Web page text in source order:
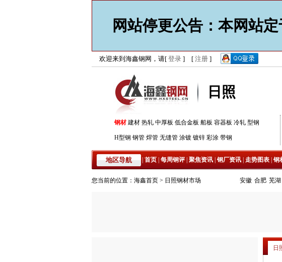
网站停更公告：本网站
欢迎来到海鑫钢网，请[ 登录 ] [ 注册 ]
日照
钢材 建材 热轧 中厚板 低合金板 船板 容器板 冷轧 型钢
H型钢 钢管 焊管 无缝管 涂镀 镀锌 彩涂 带钢
地区导航 首页 每周钢评 聚焦资讯 钢厂资讯 走势图表 钢
安徽 合肥 芜湖
您当前的位置： 海鑫首页 > 日照钢材市场
日